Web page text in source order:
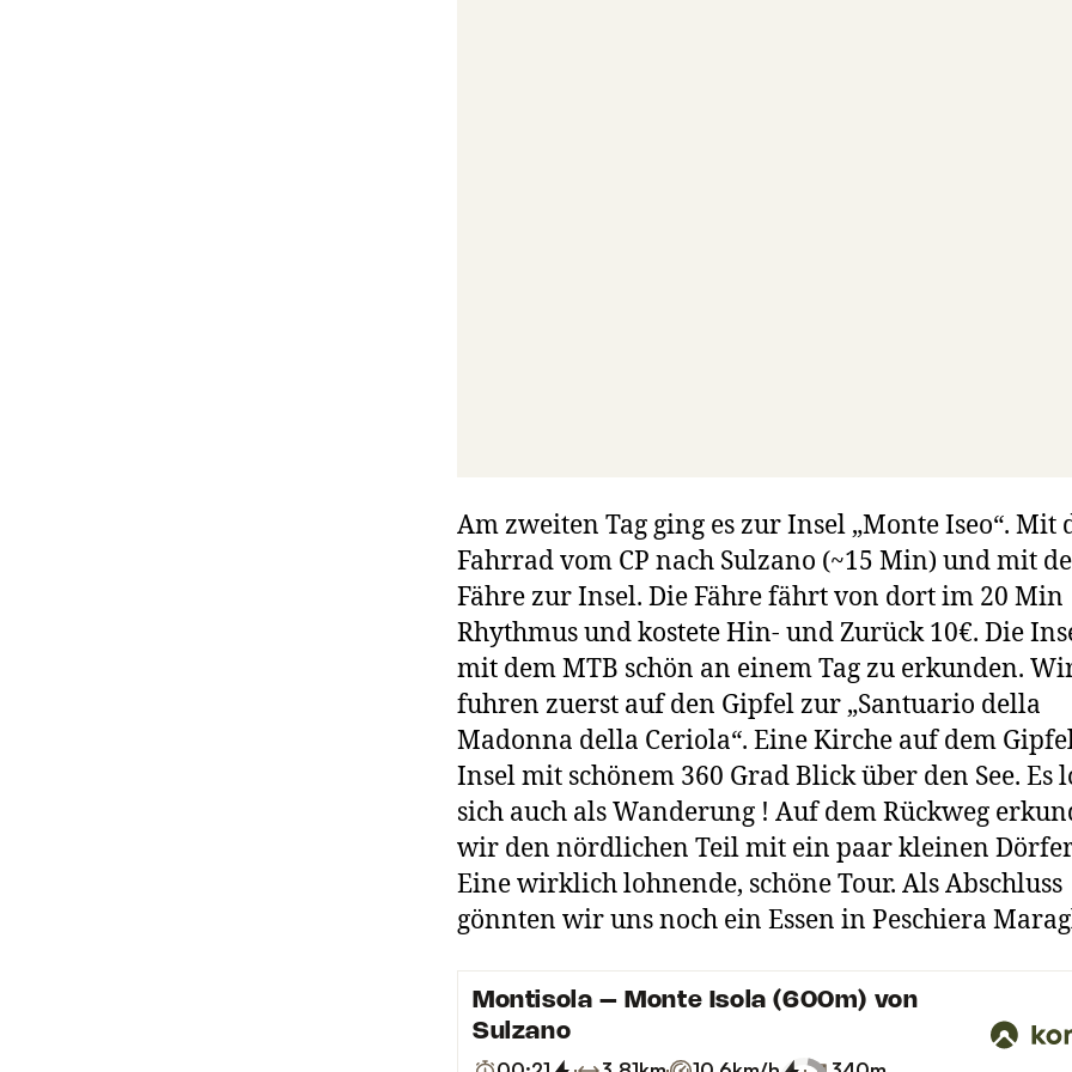
Am zweiten Tag ging es zur Insel „Monte Iseo“. Mit
Fahrrad vom CP nach Sulzano (~15 Min) und mit
Fähre zur Insel. Die Fähre fährt von dort im 20 Min
Rhythmus und kostete Hin- und Zurück 10€. Die
mit dem MTB schön an einem Tag zu erkunden.
fuhren zuerst auf den Gipfel zur „Santuario della
Madonna della Ceriola“. Eine Kirche auf dem
Insel mit schönem 360 Grad Blick über den See. Es
sich auch als Wanderung ! Auf dem Rückweg
wir den nördlichen Teil mit ein paar kleinen
Eine wirklich lohnende, schöne Tour. Als Abschluss
gönnten wir uns noch ein Essen in Peschiera